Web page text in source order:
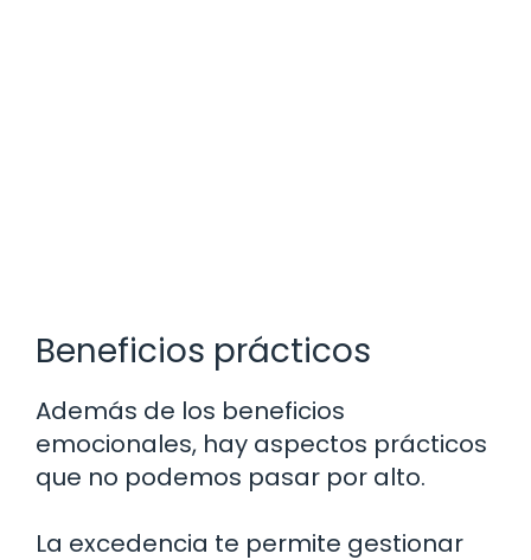
Beneficios prácticos
Además de los beneficios
emocionales, hay aspectos prácticos
que no podemos pasar por alto.
La excedencia te permite gestionar